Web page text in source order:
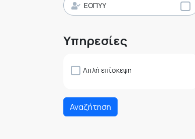
ΕΟΠΥΥ
Υπηρεσίες
Απλή επίσκεψη
Αναζήτηση